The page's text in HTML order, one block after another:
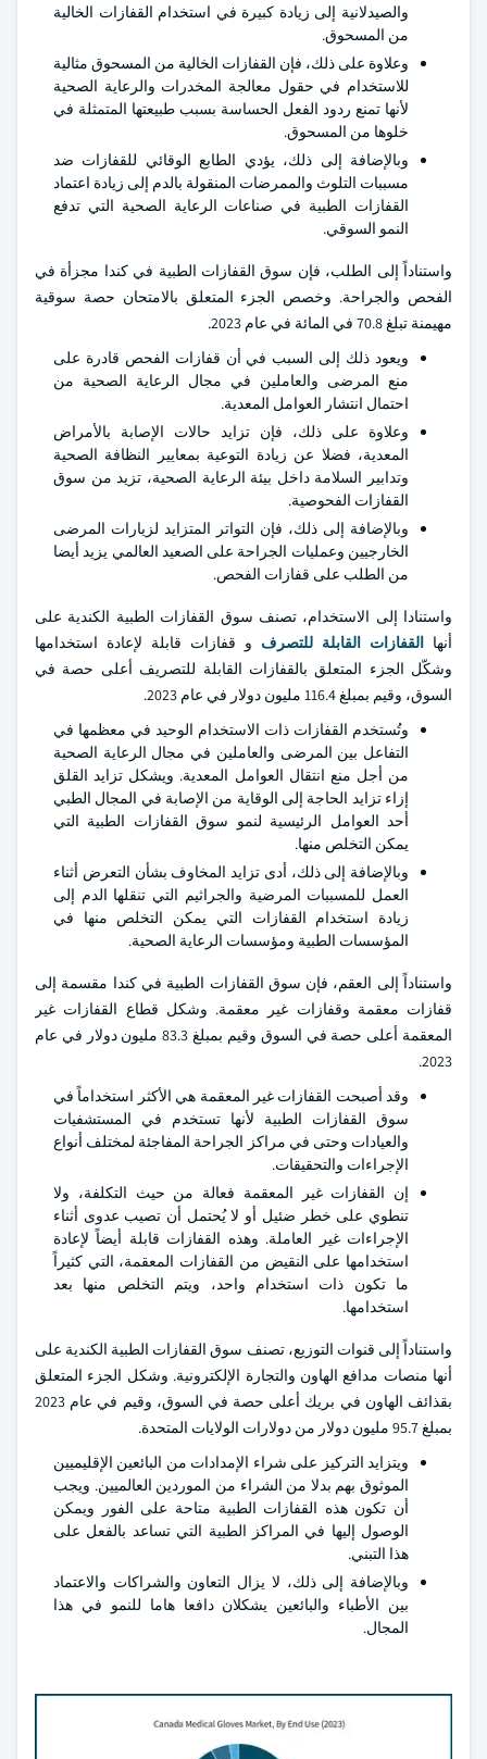
والصيدلانية إلى زيادة كبيرة في استخدام القفازات الخالية
من المسحوق.
وعلاوة على ذلك، فإن القفازات الخالية من المسحوق مثالية
للاستخدام في حقول معالجة المخدرات والرعاية الصحية
لأنها تمنع ردود الفعل الحساسة بسبب طبيعتها المتمثلة في
خلوها من المسحوق.
وبالإضافة إلى ذلك، يؤدي الطابع الوقائي للقفازات ضد
مسببات التلوث والممرضات المنقولة بالدم إلى زيادة اعتماد
القفازات الطبية في صناعات الرعاية الصحية التي تدفع
النمو السوقي.
واستناداً إلى الطلب، فإن سوق القفازات الطبية في كندا مجزأة في
الفحص والجراحة. وخصص الجزء المتعلق بالامتحان حصة سوقية
مهيمنة تبلغ 70.8 في المائة في عام 2023.
ويعود ذلك إلى السبب في أن قفازات الفحص قادرة على
منع المرضى والعاملين في مجال الرعاية الصحية من
احتمال انتشار العوامل المعدية.
وعلاوة على ذلك، فإن تزايد حالات الإصابة بالأمراض
المعدية، فضلا عن زيادة التوعية بمعايير النظافة الصحية
وتدابير السلامة داخل بيئة الرعاية الصحية، تزيد من سوق
القفازات الفحوصية.
وبالإضافة إلى ذلك، فإن التواتر المتزايد لزيارات المرضى
الخارجيين وعمليات الجراحة على الصعيد العالمي يزيد أيضا
من الطلب على قفازات الفحص.
واستنادا إلى الاستخدام، تصنف سوق القفازات الطبية الكندية على
أنها القفازات القابلة للتصرف و قفازات قابلة لإعادة استخدامها
وشكّل الجزء المتعلق بالقفازات القابلة للتصريف أعلى حصة في
السوق، وقيم بمبلغ 116.4 مليون دولار في عام 2023.
وتُستخدم القفازات ذات الاستخدام الوحيد في معظمها في
التفاعل بين المرضى والعاملين في مجال الرعاية الصحية
من أجل منع انتقال العوامل المعدية. ويشكل تزايد القلق
إزاء تزايد الحاجة إلى الوقاية من الإصابة في المجال الطبي
أحد العوامل الرئيسية لنمو سوق القفازات الطبية التي
يمكن التخلص منها.
وبالإضافة إلى ذلك، أدى تزايد المخاوف بشأن التعرض أثناء
العمل للمسببات المرضية والجراثيم التي تنقلها الدم إلى
زيادة استخدام القفازات التي يمكن التخلص منها في
المؤسسات الطبية ومؤسسات الرعاية الصحية.
واستناداً إلى العقم، فإن سوق القفازات الطبية في كندا مقسمة إلى
قفازات معقمة وقفازات غير معقمة. وشكل قطاع القفازات غير
المعقمة أعلى حصة في السوق وقيم بمبلغ 83.3 مليون دولار في عام
2023.
وقد أصبحت القفازات غير المعقمة هي الأكثر استخداماً في
سوق القفازات الطبية لأنها تستخدم في المستشفيات
والعيادات وحتى في مراكز الجراحة المفاجئة لمختلف أنواع
الإجراءات والتحقيقات.
إن القفازات غير المعقمة فعالة من حيث التكلفة، ولا
تنطوي على خطر ضئيل أو لا يُحتمل أن تصيب عدوى أثناء
الإجراءات غير العاملة. وهذه القفازات قابلة أيضاً لإعادة
استخدامها على النقيض من القفازات المعقمة، التي كثيراً
ما تكون ذات استخدام واحد، ويتم التخلص منها بعد
استخدامها.
واستناداً إلى قنوات التوزيع، تصنف سوق القفازات الطبية الكندية على
أنها منصات مدافع الهاون والتجارة الإلكترونية. وشكل الجزء المتعلق
بقذائف الهاون في بريك أعلى حصة في السوق، وقيم في عام 2023
بمبلغ 95.7 مليون دولار من دولارات الولايات المتحدة.
ويتزايد التركيز على شراء الإمدادات من البائعين الإقليميين
الموثوق بهم بدلا من الشراء من الموردين العالميين. ويجب
أن تكون هذه القفازات الطبية متاحة على الفور ويمكن
الوصول إليها في المراكز الطبية التي تساعد بالفعل على
هذا التبني.
وبالإضافة إلى ذلك، لا يزال التعاون والشراكات والاعتماد
بين الأطباء والبائعين يشكلان دافعا هاما للنمو في هذا
المجال.